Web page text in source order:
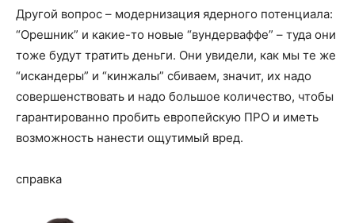
Другой вопрос – модернизация ядерного потенциала:
“Орешник” и какие-то новые “вундерваффе” – туда они
тоже будут тратить деньги. Они увидели, как мы те же
“искандеры” и “кинжалы” сбиваем, значит, их надо
совершенствовать и надо большое количество, чтобы
гарантированно пробить европейскую ПРО и иметь
возможность нанести ощутимый вред.
справка